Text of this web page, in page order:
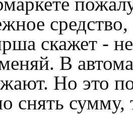
скажет -
В
Но это
снять сумму,